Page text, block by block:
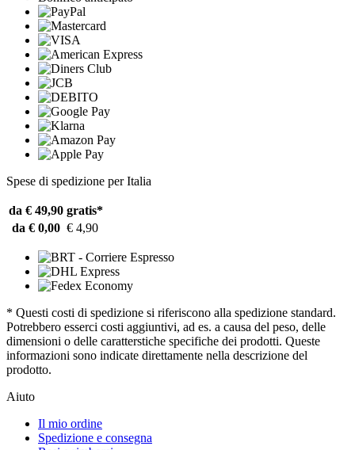
Spese di spedizione per Italia
da € 49,90 gratis*
da € 0,00 € 4,90
* Questi costi di spedizione si riferiscono alla spedizione standard.
Potrebbero esserci costi aggiuntivi, ad es. a causa del peso, delle
dimensioni o delle caratterstiche specifiche dei prodotti. Queste
informazioni sono indicate direttamente nella descrizione del
prodotto.
Aiuto
Il mio ordine
Spedizione e consegna